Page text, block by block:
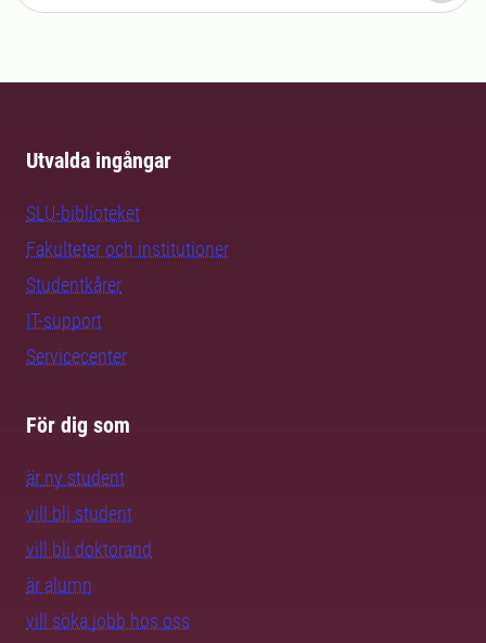
Utvalda ingångar
SLU-biblioteket
Fakulteter och institutioner
Studentkårer
IT-support
Servicecenter
För dig som
är ny student
vill bli student
vill bli doktorand
är alumn
vill söka jobb hos oss